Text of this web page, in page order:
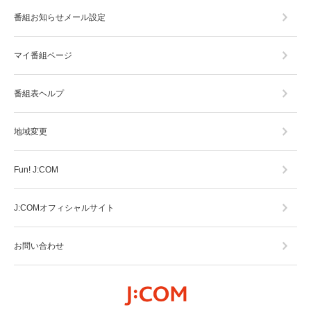
番組お知らせメール設定
マイ番組ページ
番組表ヘルプ
地域変更
Fun! J:COM
J:COMオフィシャルサイト
お問い合わせ